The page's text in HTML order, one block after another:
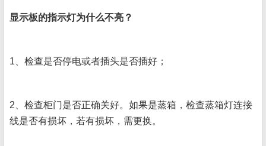
显示板的指示灯为什么不亮？
1、检查是否停电或者插头是否插好；
2、检查柜门是否正确关好。如果是蒸箱，检查蒸箱灯连接
线是否有损坏，若有损坏，需更换。